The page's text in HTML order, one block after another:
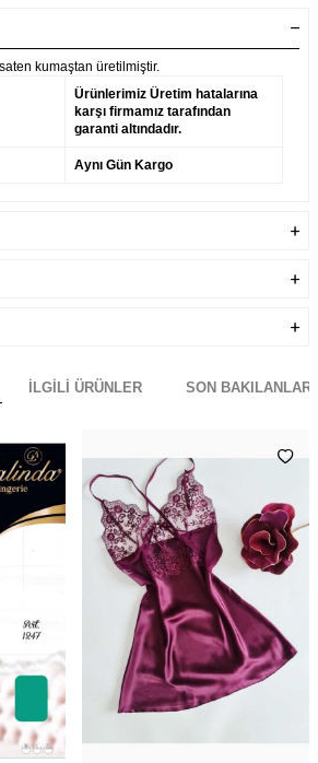
kumaştan üretilmiştir.
Ürünlerimiz Üretim hatalarına
karşı firmamız tarafından
garanti altındadır.
Aynı Gün Kargo
İLGILI ÜRÜNLER SON BAKILANLAR